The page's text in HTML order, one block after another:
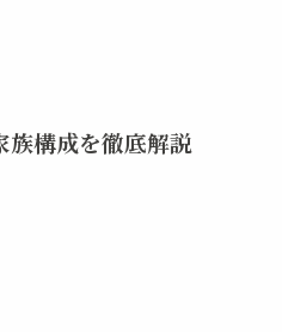
族構成を徹底解説